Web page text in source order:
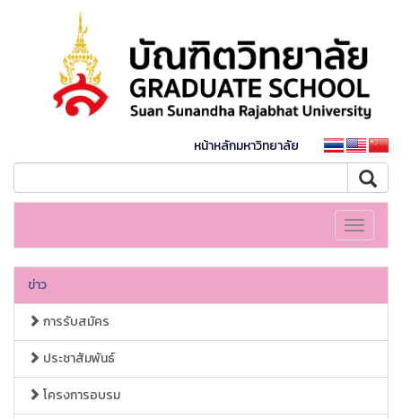
หน้าหลักมหาวิทยาลัย
Toggle
ข่าว
การรับสมัคร
ประชาสัมพันธ์
โครงการอบรม